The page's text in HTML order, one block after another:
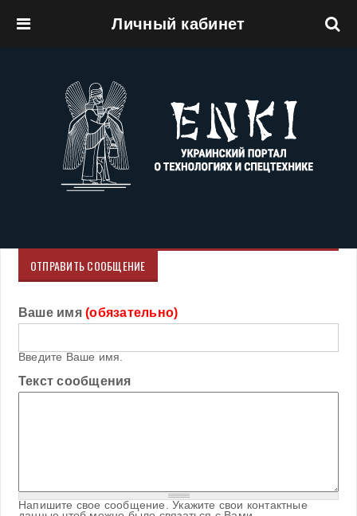
Личный кабинет
ОТПРАВИТЬ СООБЩЕНИЕ
Ваше имя(обязательно)
Введите Ваше имя.
Текст сообщения
Напишите свое сообщение. Укажите свои контактные